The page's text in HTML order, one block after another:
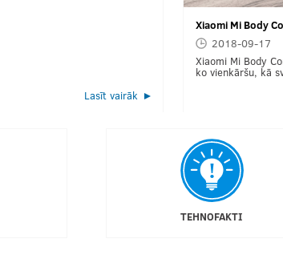
Lasīt vairāk
Xiaomi Mi Body
2018-09-17
Xiaomi Mi Body
ko vienkāršu, kā
TEHNOFAKTI